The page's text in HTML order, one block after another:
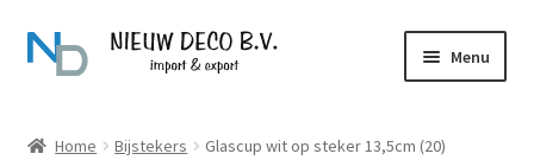
Ga
door
navigatie
Ga
naar
inhoud
Menu
Home Bijstekers Glascup wit op steker 13,5cm (20)